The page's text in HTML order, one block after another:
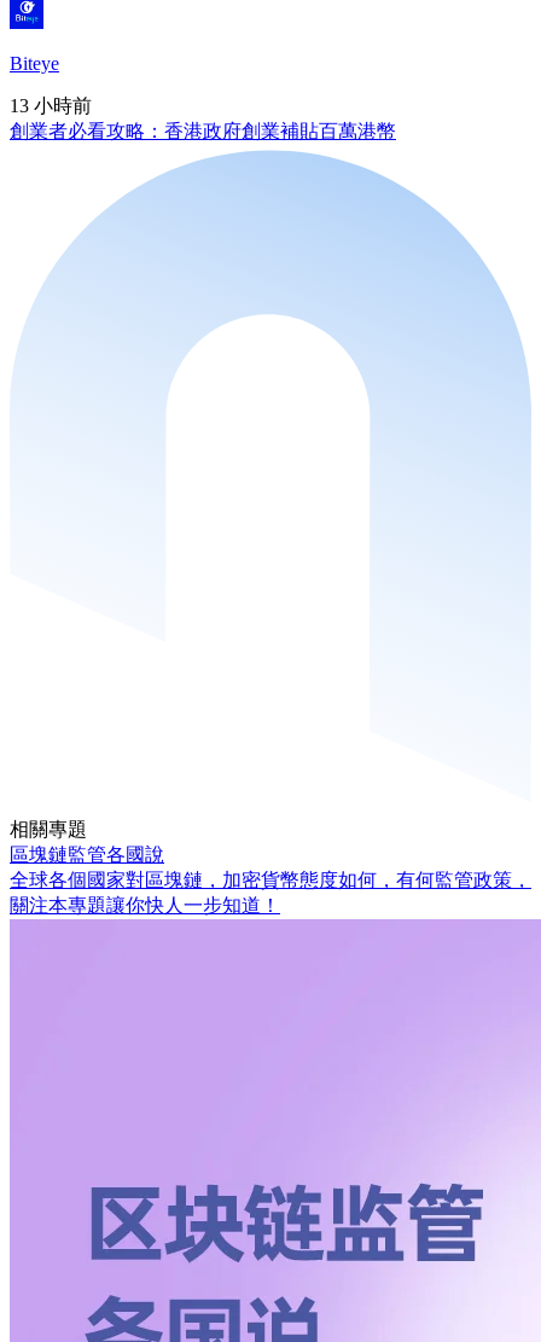
Biteye
13 小時前
創業者必看攻略：香港政府創業補貼百萬港幣
相關專題
區塊鏈監管各國說
全球各個國家對區塊鏈，加密貨幣態度如何，有何監管政策，
關注本專題讓你快人一步知道！